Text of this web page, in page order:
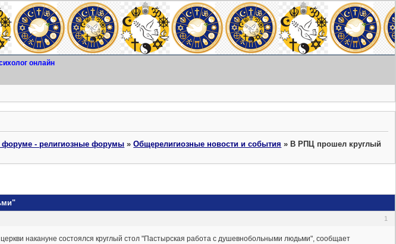
онлайн
форуме - религиозные форумы »Общерелигиозные новости и события »В РПЦ прошел круглый
1
накануне состоялся круглый стол "Пастырская работа с душевнобольными людьми", сообщает